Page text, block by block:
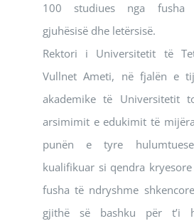
100 studiues nga fusha
gjuhësisë dhe letërsisë.
Rektori i Universitetit të
Vullnet Ameti, në fjalën e
akademike të Universitetit
arsimimit e edukimit të
punën e tyre
kualifikuar si qendra
fusha të ndryshme
gjithë së bashku për t’i